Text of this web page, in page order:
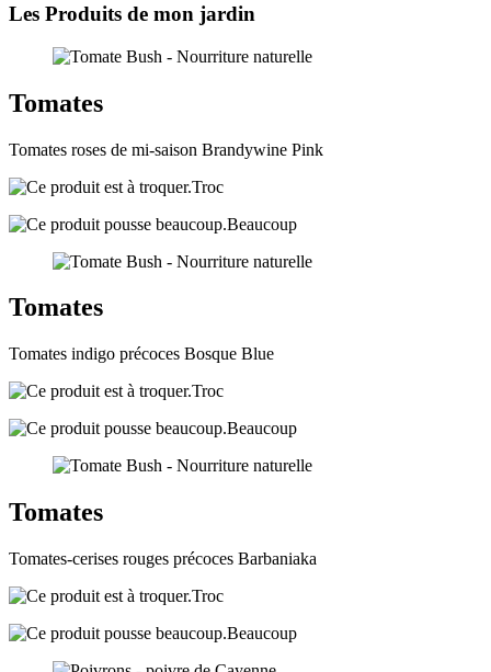
Les Produits de mon jardin
Tomates
Tomates roses de mi-saison Brandywine Pink
Troc
Beaucoup
Tomates
Tomates indigo précoces Bosque Blue
Troc
Beaucoup
Tomates
Tomates-cerises rouges précoces Barbaniaka
Troc
Beaucoup